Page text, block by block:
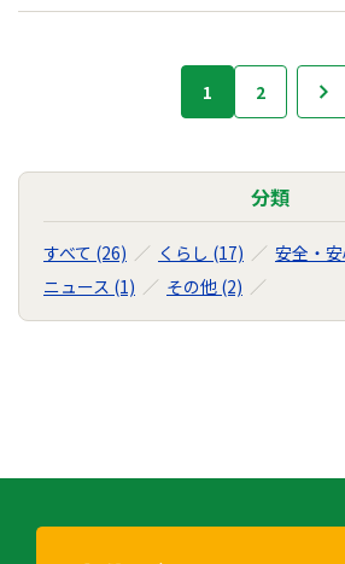
の
シ
1 2
分類
すべて (26) くらし (17)
安全・
ニュース (1)
その他 (2)